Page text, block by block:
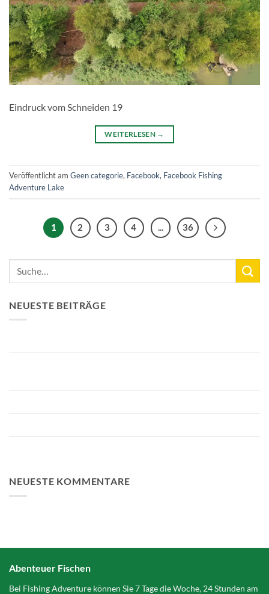
Eindruck vom Schneiden 19
WEITERLESEN →
Veröffentlicht am Geen categorie, Facebook, Facebook Fishing
Adventure Lake
1 2 3 4 ... 36
NEUESTE BEITRÄGE
NEUESTE KOMMENTARE
Abenteuer Fischen
Bei Fishing Adventure können Sie 7 Tage die Woche, 24 Stunden am